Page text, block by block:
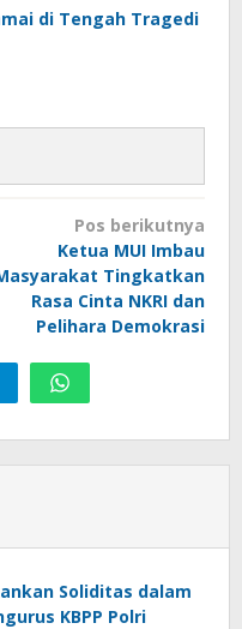
di Tengah Tragedi
Pos berikutnya
Ketua MUI Imbau
Tingkatkan
Rasa Cinta NKRI dan
Pelihara Demokrasi
Soliditas dalam
KBPP Polri